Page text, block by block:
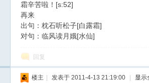
霜辛苦啦！[s:52]
再来
出句：枕石听松子[白露霜]
对句：临风读月娥[水仙]
回复
楼主 发表于 2011-4-13 21:19:00 显示